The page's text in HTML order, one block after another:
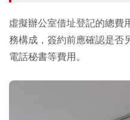
虛擬辦公室借址登記的總費
務構成，簽約前應確認是否
電話秘書等費用。